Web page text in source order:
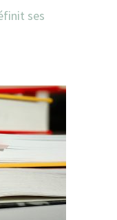
ses